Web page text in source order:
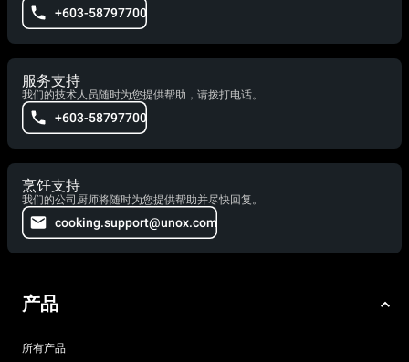
+603-58797700
服务支持
我们的技术人员随时为您提供帮助，请拨打电话。
+603-58797700
烹饪支持
我们的公司厨师将随时为您提供帮助并尽快回复。
cooking.support@unox.com
产品
所有产品